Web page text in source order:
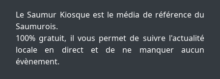
Le Saumur Kiosque est le média de référence du
Saumurois.
100% gratuit, il vous permet de suivre l'actualité
locale en direct et de ne manquer aucun
évènement.